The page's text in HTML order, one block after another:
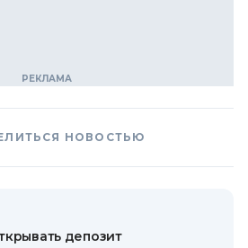
НОВОСТЬЮ
депозит